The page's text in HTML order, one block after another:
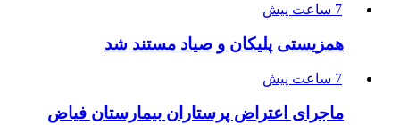
7 ساعت پیش
همزیستی پلیکان و صیاد مستند شد
7 ساعت پیش
ماجرای اعتراض پرستاران بیمارستان فیاض